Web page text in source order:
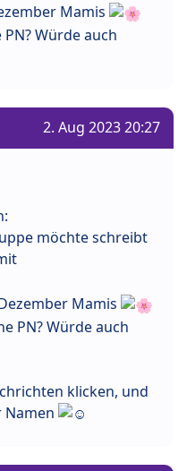
Mamis
Würde auch
2. Aug 2023 20:27
möchte schreibt
Mamis
PN? Würde auch
klicken, und
Namen